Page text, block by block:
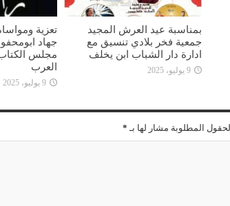
بمناسبة عيد العرش المجيد
جمعية فخر بلادي تنسيق مع
ادارة دار الشباب ابن يخلف
9 يوليو، 2025
تعزية
جهاد
مجلس الكتاب
العرب
9 يوليو، 2025
المطلوبة مشار لها بـ *